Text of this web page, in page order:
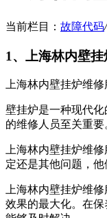
当前栏目： 故障代码/
1、上海林内壁
上海林内壁挂炉维修
壁挂炉是一种现代
的维修人员至关重要
上海林内壁挂炉维
定还是其他问题，
上海林内壁挂炉维
效果的最大化。在